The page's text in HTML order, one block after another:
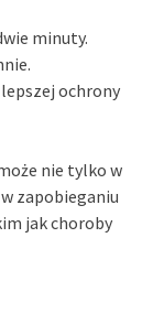
minuty.
lepszej ochrony
nie tylko w
zapobieganiu
jak choroby